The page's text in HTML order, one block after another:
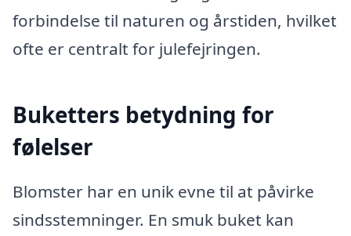
forbindelse til naturen og årstiden, hvilket
ofte er centralt for julefejringen.
Buketters betydning for
følelser
Blomster har en unik evne til at påvirke
sindsstemninger. En smuk buket kan